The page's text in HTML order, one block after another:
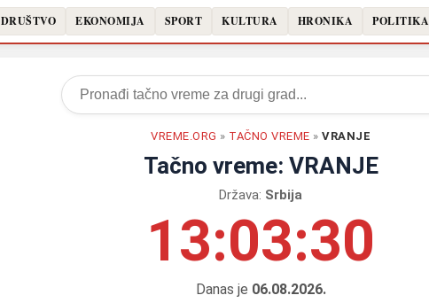
DRUŠTVO EKONOMIJA SPORT KULTURA HRONIKA POLITIKA
VREME.ORG » TAČNO VREME » VRANJE
Tačno vreme: VRANJE
Država: Srbija
13:03:31
Danas je 06.08.2026.